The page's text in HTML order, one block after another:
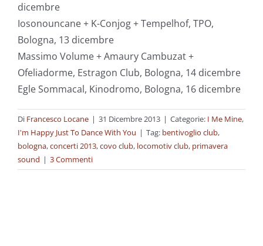
dicembre
Iosonouncane + K-Conjog + Tempelhof, TPO,
Bologna, 13 dicembre
Massimo Volume + Amaury Cambuzat +
Ofeliadorme, Estragon Club, Bologna, 14 dicembre
Egle Sommacal, Kinodromo, Bologna, 16 dicembre
Di Francesco Locane | 31 Dicembre 2013 | Categorie: I Me Mine,
I'm Happy Just To Dance With You | Tag: bentivoglio club,
bologna,concerti 2013,covo club, locomotiv club, primavera
sound | 3 Commenti